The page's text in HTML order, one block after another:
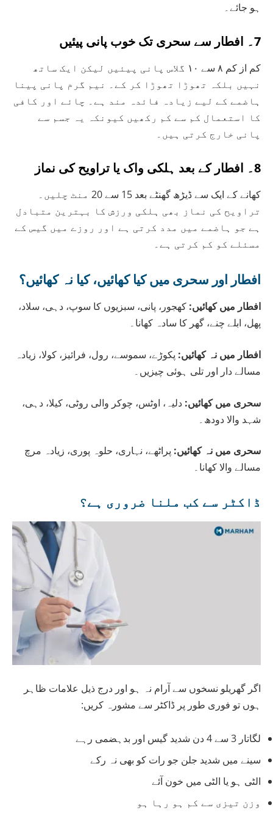
ہو جائے۔
7۔ افطار سے سحری تک خوب پانی پیئیں
کم از کم ۸ سے ۱۰ گلاس پانی پیئیں لیکن ایک ساتھ
نہیں بلکہ تھوڑا تھوڑا کر کے۔ نیم گرم پانی پینا
ہاضمے کے لیے زیادہ فائدہ مند ہے۔ چائے اور کافی
کا استعمال کم سے کم رکھیں کیونکہ یہ جسم سے
پانی خارج کرتی ہیں۔
8۔ افطار کے بعد ہلکی واک یا تراویح کی نماز
کھانے کے ایک سے ڈیڑھ گھنٹے بعد 15 سے 20 منٹ چلیں۔
تراویح کی نماز بھی ہلکی ورزش کا بہترین متبادل
ہے جو ہاضمے میں مدد کرتی ہے اور روزے میں گیس کے
مسئلے کو کم کرتی ہے۔
افطار اور سحری میں کیا کھائیں، کیا نہ کھائیں؟
افطار میں کھائیں: کھجور، پانی، سبزیوں کا سوپ، دہی، سلاد،
پھل، ابلے چنے، گھر کا سادہ کھانا۔
افطار میں نہ کھائیں: پکوڑے، سموسے، رول، فرائیز، کولا، زیادہ
مسالے دار اور تلی ہوئی چیزیں۔
سحری میں کھائیں: دلیہ، اوٹس، چوکر والی روٹی، کیلا، دہی،
شہد والا دودھ۔
سحری میں نہ کھائیں: پراٹھے، نہاری، حلوہ پوری، زیادہ مرچ
مسالے والا کھانا۔
ڈاکٹر سے کب ملنا ضروری ہے؟
اگر گھریلو نسخوں سے آرام نہ ہو اور درج ذیل علامات ظاہر
ہوں تو فوری طور پر ڈاکٹر سے مشورہ کریں:
لگاتار 3 سے 4 دن شدید گیس اور بدہضمی رہے
سینے میں شدید جلن جو رات کو بھی نہ رکے
الٹی ہو یا الٹی میں خون آئے
وزن تیزی سے کم ہو رہا ہو